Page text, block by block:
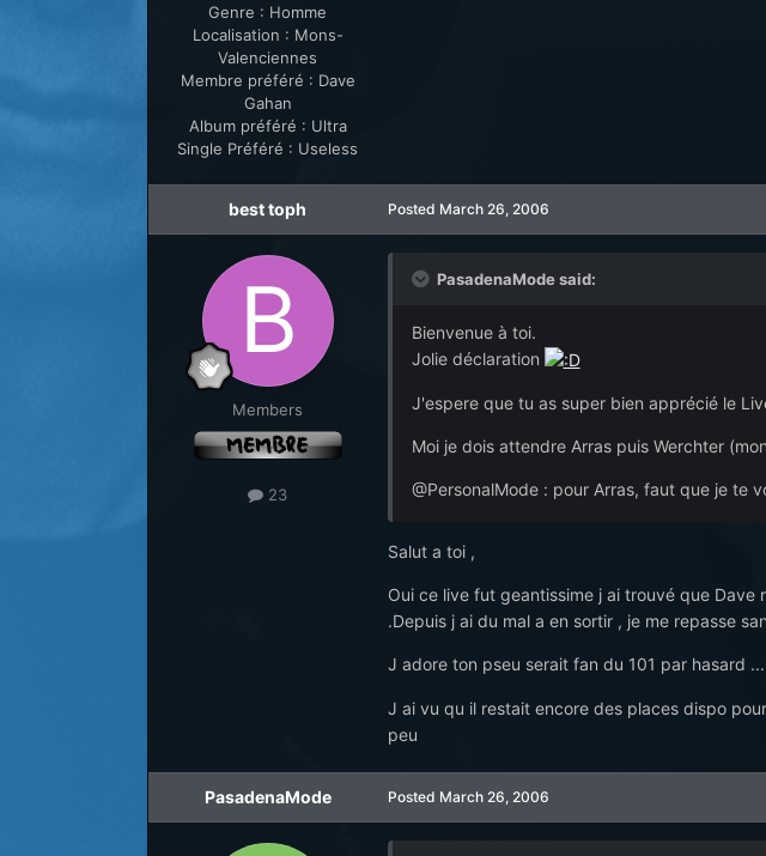
Genre : Homme
Localisation : Mons-
Valenciennes
Membre préféré : Dave
Gahan
Album préféré : Ultra
Single Préféré : Useless
best toph
Members
23
Posted March 26, 2006
PasadenaMode said:
Bienvenue à toi.
Jolie déclaration
J'espere que tu as super bien apprécié le
Moi je dois attendre Arras puis Werchter
@PersonalMode : pour Arras, faut que je te
Salut a toi ,
Oui ce live fut geantissime j ai trouvé que
.Depuis j ai du mal a en sortir , je me repasse
J adore ton pseu serait fan du 101 par hasard ...
J ai vu qu il restait encore des places dispo
peu
PasadenaMode Posted March 26, 2006